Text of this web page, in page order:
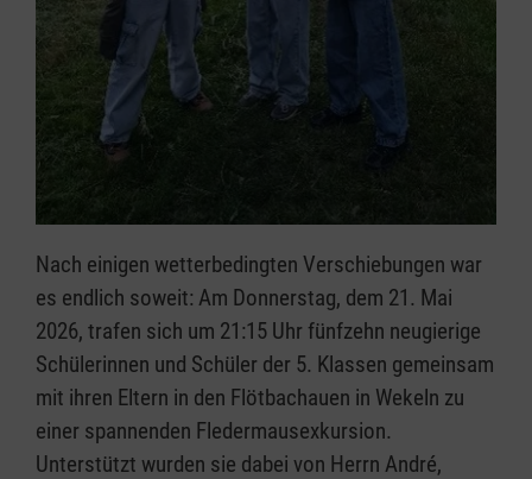
Nach einigen wetterbedingten Verschiebungen war
es endlich soweit: Am Donnerstag, dem 21. Mai
2026, trafen sich um 21:15 Uhr fünfzehn neugierige
Schülerinnen und Schüler der 5. Klassen gemeinsam
mit ihren Eltern in den Flötbachauen in Wekeln zu
einer spannenden Fledermausexkursion.
Unterstützt wurden sie dabei von Herrn André,